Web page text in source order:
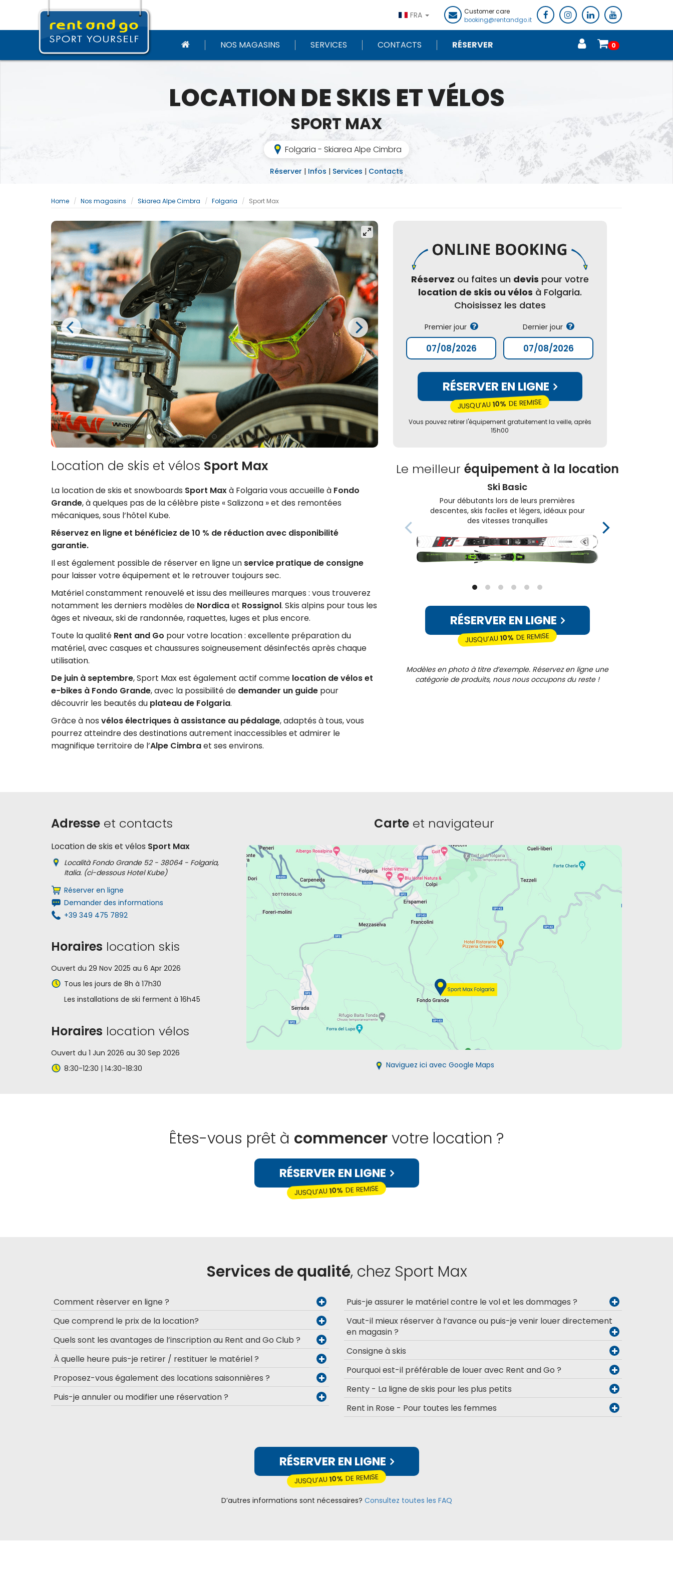
FRA
Customer care
booking@rentandgo.it
NOS MAGASINS SERVICES CONTACTS RÉSERVER 0
LOCATION DE SKIS ET VÉLOS
SPORT MAX
Folgaria - Skiarea Alpe Cimbra
Réserver | Infos | Services | Contacts
Home Nos magasins Skiarea Alpe Cimbra Folgaria Sport Max
Réservez ou faites un devis pour votre
location de skis ou vélos à Folgaria.
Choisissez les dates
Premier jour Dernier jour
RÉSERVER EN LIGNE
JUSQU’AU10% DE REMISE
Vous pouvez retirer l'équipement gratuitement la veille, après
15h00
Location de skis et vélos Sport Max
La location de skis et snowboards Sport Maxà Folgaria vous accueille à Fondo
Grande, à quelques pas de la célèbre piste « Salizzona » et des remontées
mécaniques, sous l’hôtel Kube.
Réservez en ligne et bénéficiez de 10 % de réduction avec disponibilité
garantie.
Il est également possible de réserver en ligne un service pratique de consigne
pour laisser votre équipement et le retrouver toujours sec.
Matériel constamment renouvelé et issu des meilleures marques : vous trouverez
notamment les derniers modèles de Nordicaet Rossignol. Skis alpins pour tous les
âges et niveaux, ski de randonnée, raquettes, luges et plus encore.
Toute la qualité Rent and Go pour votre location : excellente préparation du
matériel, avec casques et chaussures soigneusement désinfectés après chaque
utilisation.
De juin à septembre, Sport Max est également actif comme location de vélos et
e-bikes à Fondo Grande, avec la possibilité de demander un guide pour
découvrir les beautés du plateau de Folgaria.
Grâce à nos vélos électriques à assistance au pédalage, adaptés à tous, vous
pourrez atteindre des destinations autrement inaccessibles et admirer le
magnifique territoire de l’Alpe Cimbraet ses environs.
Le meilleur équipement à la location
Ski Basic
Pour débutants lors de leurs premières
descentes, skis faciles et légers, idéaux pour
des vitesses tranquilles
RÉSERVER EN LIGNE
JUSQU’AU10% DE REMISE
Modèles en photo à titre d’exemple. Réservez en ligne une
catégorie de produits, nous nous occupons du reste !
Adresse et contacts
Location de skis et vélos Sport Max
Località Fondo Grande 52 - 38064 - Folgaria,
Italia. (ci-dessous Hotel Kube)
Réserver en ligne
Demander des informations
+39 349 475 7892
Horaires location skis
Ouvert du 29 Nov 2025 au 6 Apr 2026
Tous les jours de 8h à 17h30
Les installations de ski ferment à 16h45
Horaires location vélos
Ouvert du 1 Jun 2026 au 30 Sep 2026
8:30-12:30 | 14:30-18:30
Carte et navigateur
Naviguez ici avec Google Maps
Êtes-vous prêt à commencervotre location ?
RÉSERVER EN LIGNE
JUSQU’AU10% DE REMISE
Services de qualité, chez Sport Max
Comment rèserver en ligne ?
Que comprend le prix de la location?
Quels sont les avantages de l’inscription au Rent and Go Club ?
À quelle heure puis-je retirer / restituer le matériel ?
Proposez-vous également des locations saisonnières ?
Puis-je annuler ou modifier une réservation ?
Puis-je assurer le matériel contre le vol et les dommages ?
Vaut-il mieux réserver à l’avance ou puis-je venir louer directement
en magasin ?
Consigne à skis
Pourquoi est-il préférable de louer avec Rent and Go ?
Renty - La ligne de skis pour les plus petits
Rent in Rose - Pour toutes les femmes
RÉSERVER EN LIGNE
JUSQU’AU10% DE REMISE
D’autres informations sont nécessaires? Consultez toutes les FAQ